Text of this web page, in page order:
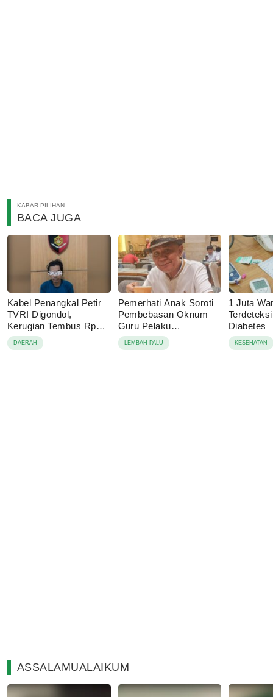
KABAR PILIHAN
BACA JUGA
Kabel Penangkal Petir
TVRI Digondol,
Kerugian Tembus Rp80
Juta
DAERAH
Pemerhati Anak Soroti
Pembebasan Oknum
Guru Pelaku
Pencabulan, Desak
Proses Hukum
LEMBAH PALU
1 Juta
Diabetes
KESEHATAN
ASSALAMUALAIKUM